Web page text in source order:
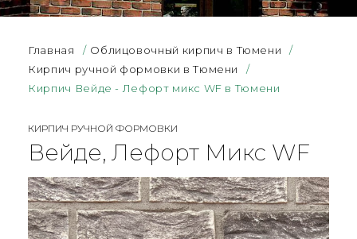
Главная / Облицовочный кирпич в Тюмени
/
Кирпич ручной формовки в Тюмени
/
Кирпич Вейде - Лефорт микс WF в Тюмени
КИРПИЧ РУЧНОЙ ФОРМОВКИ
Вейде, Лефорт Микс WF